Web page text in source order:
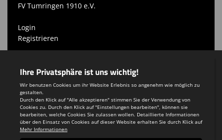
FV Tumringen 1910 e.V.
Login
Registrieren
Teamsports 2
Dein Sportverein online